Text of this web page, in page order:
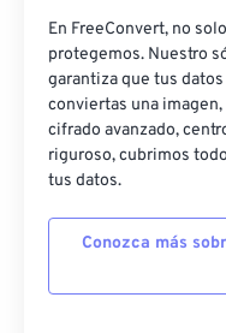
En FreeConvert, no
protegemos. Nuestro
garantiza que tus
conviertas una
cifrado avanzado,
riguroso, cubrimos
tus datos.
Conozca más